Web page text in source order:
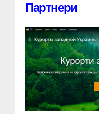
Партнери